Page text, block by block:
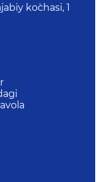
ko`chаsi, 1